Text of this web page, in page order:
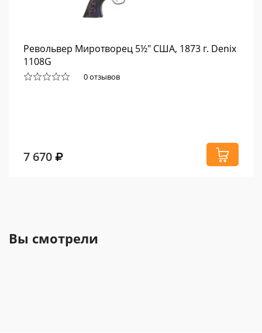
Револьвер Миротворец 5½" США, 1873 г. Denix
1108G
0 отзывов
7 670
Вы смотрели